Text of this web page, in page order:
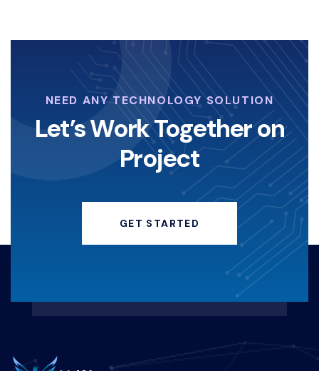
KOPERASI-DIGITAL
STRATEGI-KOPERASI
ANGELINASONDAKH
KEAMANANDIGITAL HACKING
REAKTIF-VS-PROAKTIF
NEED ANY TECHNOLOGY SOLUTION
Let’s Work Together on
Project
GET STARTED